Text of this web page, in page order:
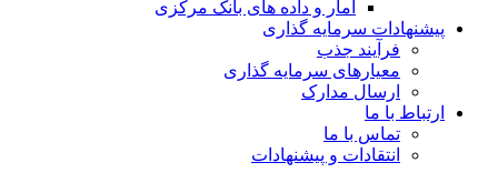
آمار و داده های بانک مرکزی
پیشنهادات سرمایه گذاری
فرآیند جذب
معیارهای سرمایه گذاری
ارسال مدارک
ارتباط با ما
تماس با ما
انتقادات و پیشنهادات